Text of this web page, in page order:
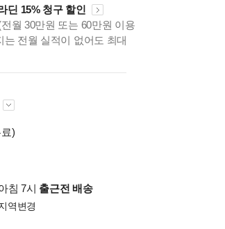
딘 15% 청구 할인
월 30만원 또는 60만원 이용
전월 실적이 없어도 최대
)
침 7시 출근전 배송
역변경